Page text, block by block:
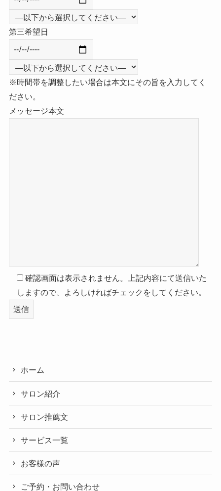
第三希望日
※時間帯を調整したい場合は本文にその旨を入力してく
ださい。
メッセージ本文
確認画面は表示されません。上記内容にて送信いた
しますので、よろしければチェックをしてください。
ホーム
サロン紹介
サロン推薦文
サービス一覧
お客様の声
ご予約・お問い合わせ